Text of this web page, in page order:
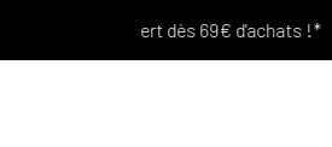
Port offert dès 69€ d'achats !*